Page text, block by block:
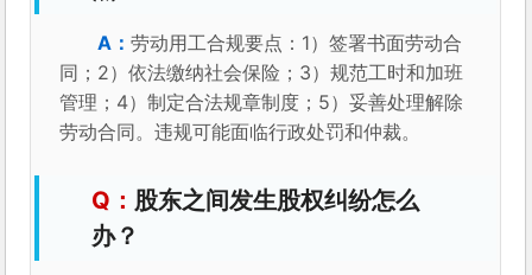
劳动用工合规要点：1）签署书面劳动合
同；2）依法缴纳社会保险；3）规范工时和加班
管理；4）制定合法规章制度；5）妥善处理解除
劳动合同。违规可能面临行政处罚和仲裁。
股东之间发生股权纠纷怎么
办？